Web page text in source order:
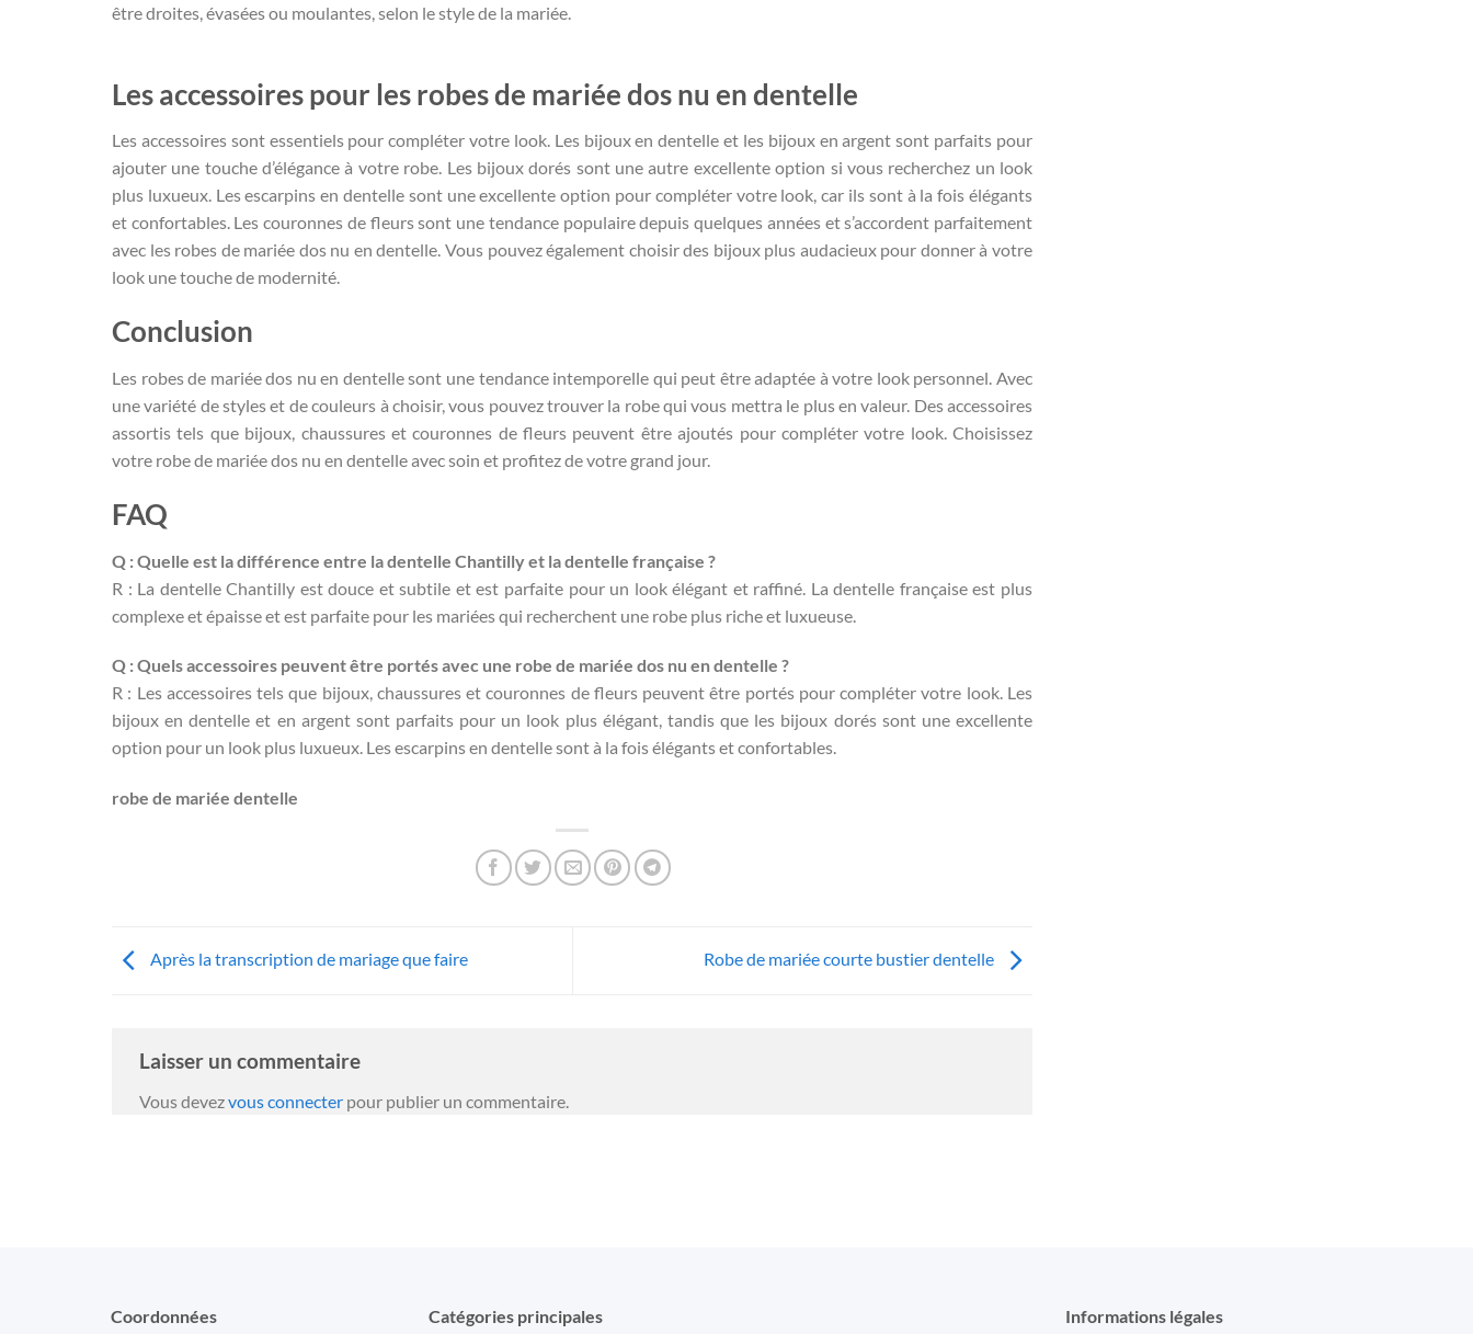
être droites, évasées ou moulantes, selon le style de la mariée.
Les accessoires pour les robes de mariée dos nu en dentelle
Les accessoires sont essentiels pour compléter votre look. Les bijoux en dentelle et les bijoux en argent sont parfaits pour
ajouter une touche d’élégance à votre robe. Les bijoux dorés sont une autre excellente option si vous recherchez un look
plus luxueux. Les escarpins en dentelle sont une excellente option pour compléter votre look, car ils sont à la fois élégants
et confortables. Les couronnes de fleurs sont une tendance populaire depuis quelques années et s’accordent parfaitement
avec les robes de mariée dos nu en dentelle. Vous pouvez également choisir des bijoux plus audacieux pour donner à votre
look une touche de modernité.
Conclusion
Les robes de mariée dos nu en dentelle sont une tendance intemporelle qui peut être adaptée à votre look personnel. Avec
une variété de styles et de couleurs à choisir, vous pouvez trouver la robe qui vous mettra le plus en valeur. Des accessoires
assortis tels que bijoux, chaussures et couronnes de fleurs peuvent être ajoutés pour compléter votre look. Choisissez
votre robe de mariée dos nu en dentelle avec soin et profitez de votre grand jour.
FAQ
Q : Quelle est la différence entre la dentelle Chantilly et la dentelle française ?
R : La dentelle Chantilly est douce et subtile et est parfaite pour un look élégant et raffiné. La dentelle française est plus
complexe et épaisse et est parfaite pour les mariées qui recherchent une robe plus riche et luxueuse.
Q : Quels accessoires peuvent être portés avec une robe de mariée dos nu en dentelle ?
R : Les accessoires tels que bijoux, chaussures et couronnes de fleurs peuvent être portés pour compléter votre look. Les
bijoux en dentelle et en argent sont parfaits pour un look plus élégant, tandis que les bijoux dorés sont une excellente
option pour un look plus luxueux. Les escarpins en dentelle sont à la fois élégants et confortables.
robe de mariée dentelle
Après la transcription de mariage que faire Robe de mariée courte bustier dentelle
Laisser un commentaire
Vous devezvous connecter pour publier un commentaire.
Coordonnées Catégories principales Informations légales